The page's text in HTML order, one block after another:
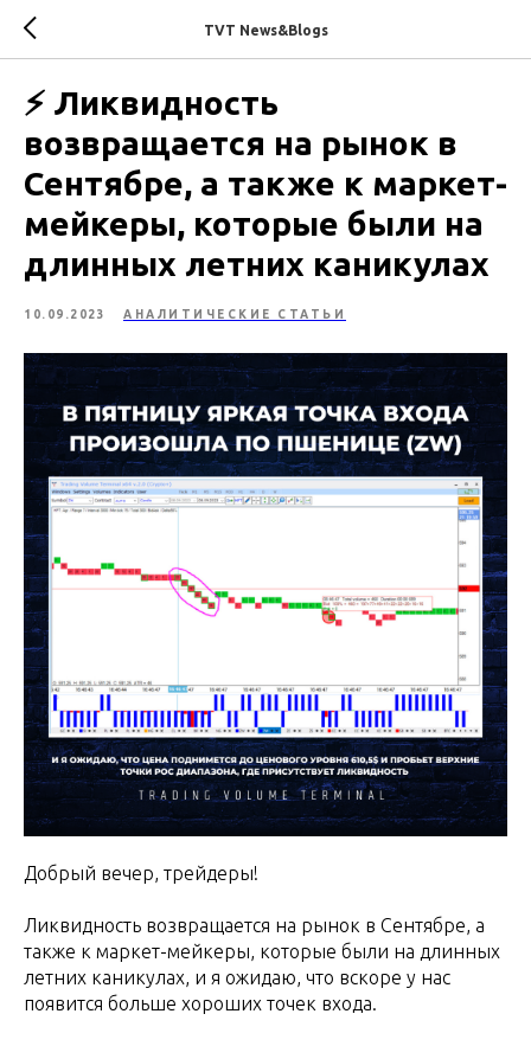
TVT News&Blogs
⚡️ Ликвидность
возвращается на рынок в
Cентябре, а также к маркет-
мейкеры, которые были на
длинных летних каникулах
10.09.2023 АНАЛИТИЧЕСКИЕ СТАТЬИ
Добрый вечер, трейдеры!
Ликвидность возвращается на рынок в Cентябре, а
также к маркет-мейкеры, которые были на длинных
летних каникулах, и я ожидаю, что вскоре у нас
появится больше хороших точек входа.